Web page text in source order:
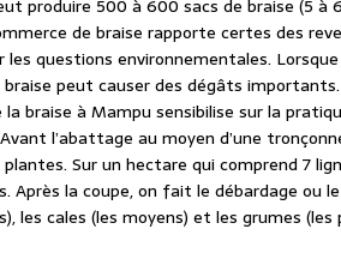
produire 500 à 600 sacs de braise (5
de braise rapporte certes des
questions environnementales.
peut causer des dégâts importants.
braise à Mampu sensibilise sur la
l’abattage au moyen d’une
Sur un hectare qui comprend 7
Après la coupe, on fait le débardage ou
les cales (les moyens) et les grumes